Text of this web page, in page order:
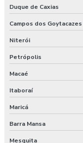
Clínica para fazer
Consultoria ambiental
Consultoria
Consultoria higiene
Consultoria
Duque de Caxias
Campos dos Goytacazes
Niterói
Petrópolis
Macaé
Itaboraí
Maricá
Barra Mansa
Mesquita